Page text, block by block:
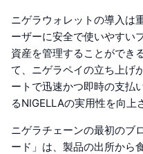
ニゲラウォレットの導入は
ーザーに安全で使いやすい
資産を管理することができ
て、ニゲラペイの立ち上げ
ートで迅速かつ即時の支払
るNIGELLAの実用性を向上
ニゲラチェーンの最初のブ
ード」は、製品の出所から